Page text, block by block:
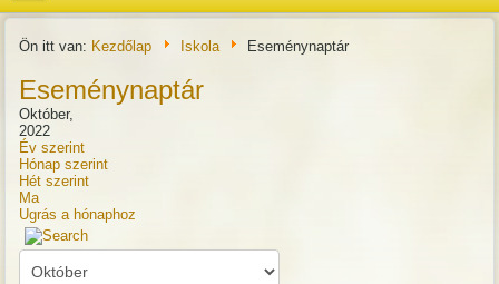
Ön itt van: Kezdőlap Iskola Eseménynaptár
Eseménynaptár
Október,
2022
Év szerint
Hónap szerint
Hét szerint
Ma
Ugrás a hónaphoz